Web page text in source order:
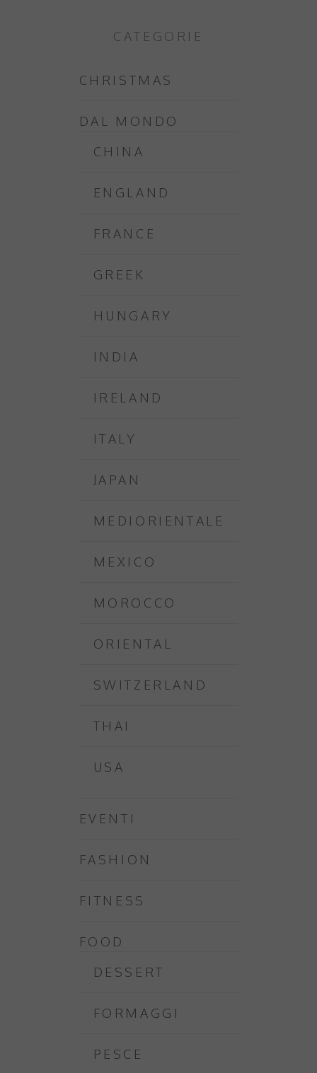
CATEGORIE
CHRISTMAS
DAL MONDO
CHINA
ENGLAND
FRANCE
GREEK
HUNGARY
INDIA
IRELAND
ITALY
JAPAN
MEDIORIENTALE
MEXICO
MOROCCO
ORIENTAL
SWITZERLAND
THAI
USA
EVENTI
FASHION
FITNESS
FOOD
DESSERT
FORMAGGI
PESCE